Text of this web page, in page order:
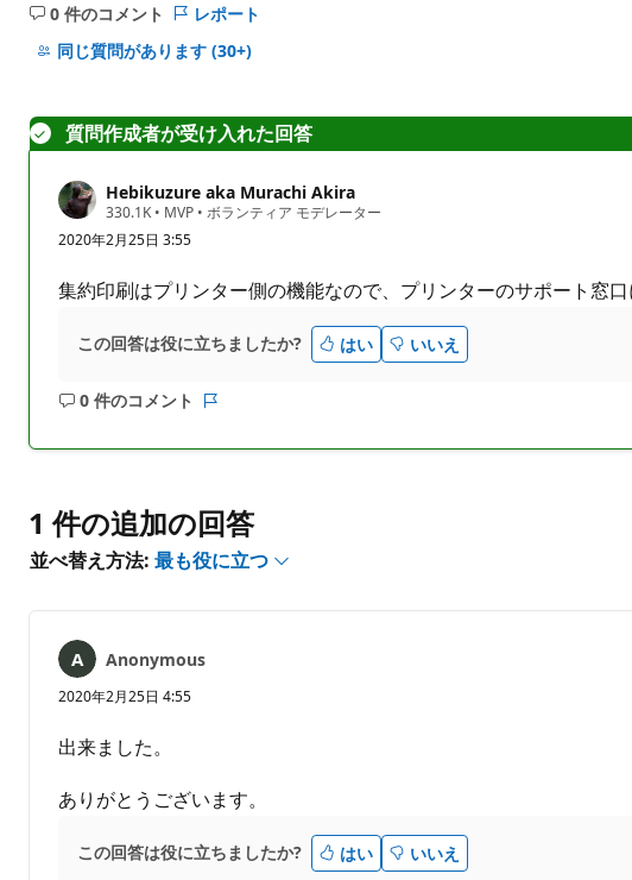
0 件のコメント
コ
メ
は
あ
ま
せ
ん
レポート
同じ質問があります (30+)
質問作成者が受け入れた回答
Hebikuzure aka Murachi Akira
330.1K 評
価
の
イ
ン
• MVP • ボランティア モデレーター
2020年2月25日 3:55
集約印刷はプリンター側の機能なので、プリンターのサポート窓口
この回答は役に立ちましたか? はい いいえ
0 件のコメント
コ
は
あ
り
せ
1 件の追加の回答
並べ替え方法: 最も役に立つ
Anonymous
2020年2月25日 4:55
出来ました。
ありがとうございます。
この回答は役に立ちましたか? はい いいえ